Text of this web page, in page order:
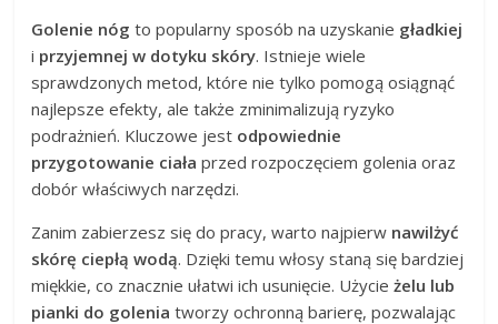
Golenie nóg to popularny sposób na uzyskanie gładkiej
i przyjemnej w dotyku skóry. Istnieje wiele
sprawdzonych metod, które nie tylko pomogą osiągnąć
najlepsze efekty, ale także zminimalizują ryzyko
podrażnień. Kluczowe jest odpowiednie
przygotowanie ciała przed rozpoczęciem golenia oraz
dobór właściwych narzędzi.
Zanim zabierzesz się do pracy, warto najpierw nawilżyć
skórę ciepłą wodą. Dzięki temu włosy staną się bardziej
miękkie, co znacznie ułatwi ich usunięcie. Użycieżelu lub
pianki do golenia tworzy ochronną barierę, pozwalając